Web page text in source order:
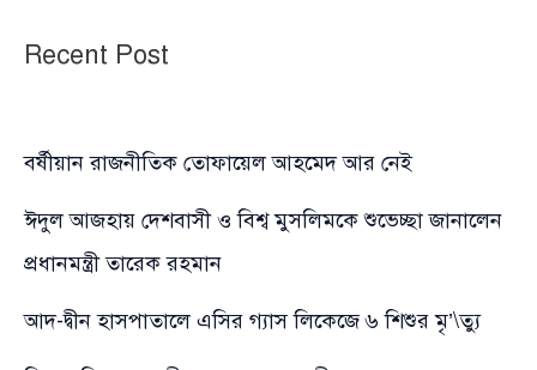
Recent Post
বর্ষীয়ান রাজনীতিক তোফায়েল আহমেদ আর নেই
ঈদুল আজহায় দেশবাসী ও বিশ্ব মুসলিমকে শুভেচ্ছা জানালেন
প্রধানমন্ত্রী তারেক রহমান
আদ-দ্বীন হাসপাতালে এসির গ্যাস লিকেজে ৬ শিশুর মৃ’\ত্যু